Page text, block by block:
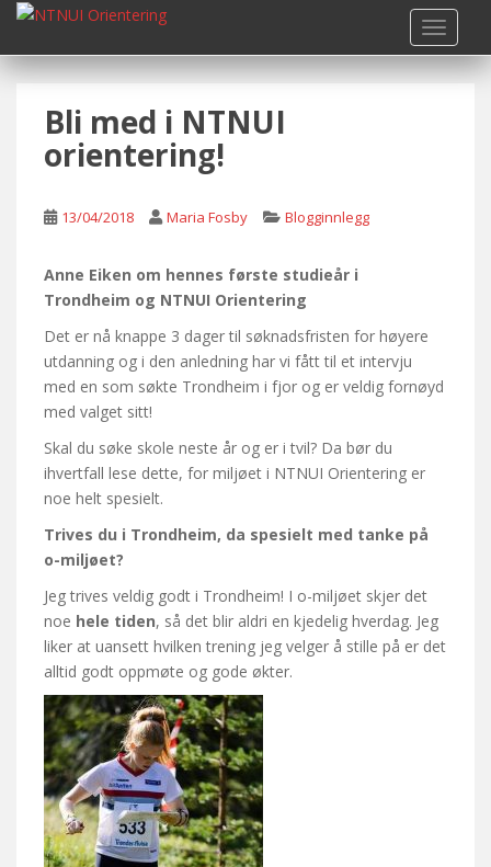
i
Bli med i NTNUI
orientering!
13/04/2018 Maria Fosby Blogginnlegg
Anne Eiken om hennes første studieår i
Trondheim og NTNUI Orientering
Det er nå knappe 3 dager til søknadsfristen for høyere
utdanning og i den anledning har vi fått til et intervju
med en som søkte Trondheim i fjor og er veldig fornøyd
med valget sitt!
Skal du søke skole neste år og er i tvil? Da bør du
ihvertfall lese dette, for miljøet i NTNUI Orientering er
noe helt spesielt.
Trives du i Trondheim, da spesielt med tanke på
o-miljøet?
Jeg trives veldig godt i Trondheim! I o-miljøet skjer det
noe hele tiden, så det blir aldri en kjedelig hverdag. Jeg
liker at uansett hvilken trening jeg velger å stille på er det
alltid godt oppmøte og gode økter.